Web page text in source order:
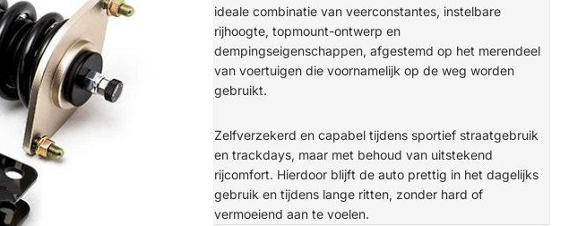
ideale combinatie van veerconstantes, instelbare
rijhoogte, topmount-ontwerp en
dempingseigenschappen, afgestemd op het merendeel
van voertuigen die voornamelijk op de weg worden
gebruikt.
Zelfverzekerd en capabel tijdens sportief straatgebruik
en trackdays, maar met behoud van uitstekend
rijcomfort. Hierdoor blijft de auto prettig in het dagelijks
gebruik en tijdens lange ritten, zonder hard of
vermoeiend aan te voelen.